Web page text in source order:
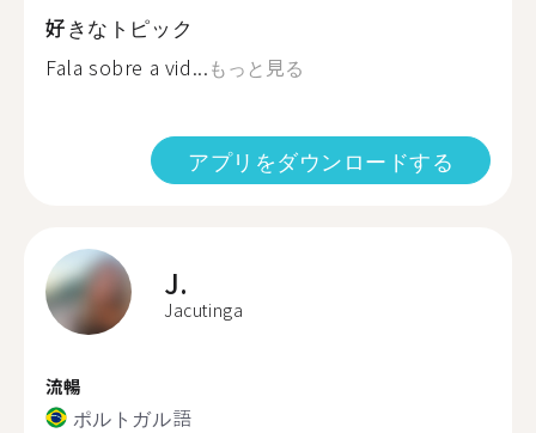
好きなトピック
Fala sobre a vid...もっと見る
アプリをダウンロードする
J.
Jacutinga
流暢
ポルトガル語